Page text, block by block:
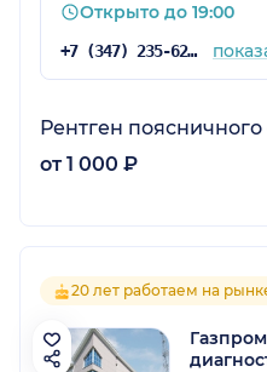
Открыто до 19:00
+7 (347) 235-62-22
Рентген
от 1 000 ₽
20 лет работаем на